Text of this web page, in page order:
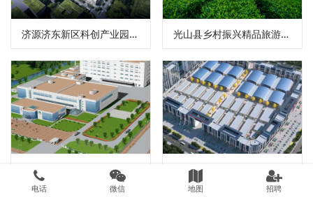
济源济东新区科创产业园项目 光山县乡村振兴精品旅游示范区PPP项目
电话 微信 地图 招聘